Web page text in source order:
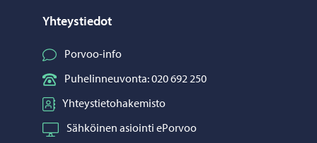
Yhteystiedot
Porvoo-info
Puhelinneuvonta: 020 692 250
Yhteystietohakemisto
Sähköinen asiointi ePorvoo